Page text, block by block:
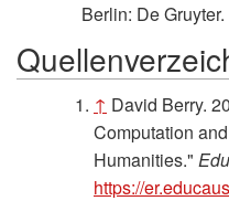
Berlin: De Gruyter.
↑ David Berry.
Computation
Humanities."
https://